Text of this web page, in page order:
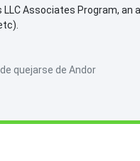
Associates Program,
quejarse de Andor